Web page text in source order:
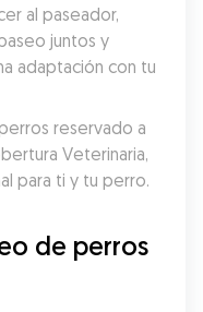
al paseador,
juntos y
adaptación con tu
reservado a
Veterinaria,
para ti y tu perro.
de perros